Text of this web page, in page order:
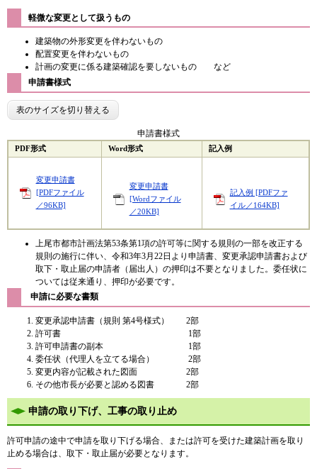
軽微な変更として扱うもの
建築物の外形変更を伴わないもの
配置変更を伴わないもの
計画の変更に係る建築確認を要しないもの など
申請書様式
表のサイズを切り替える
申請書様式
PDF形式 Word形式 記入例
変更申請書
[PDFファイル
／96KB]
変更申請書
[Wordファイル
／20KB]
記入例 [PDFファ
イル／164KB]
上尾市都市計画法第53条第1項の許可等に関する規則の一部を改正する
規則の施行に伴い、令和3年3月22日より申請書、変更承認申請書および
取下・取止届の申請者（届出人）の押印は不要となりました。委任状に
ついては従来通り、押印が必要です。
申請に必要な書類
変更承認申請書（規則 第4号様式） 2部
許可書 1部
許可申請書の副本 1部
委任状（代理人を立てる場合） 2部
変更内容が記載された図面 2部
その他市長が必要と認める図書 2部
​申請の取り下げ、工事の取り止め
許可申請の途中で申請を取り下げる場合、または許可を受けた建築計画を取り
止める場合は、取下・取止届が必要となります。​